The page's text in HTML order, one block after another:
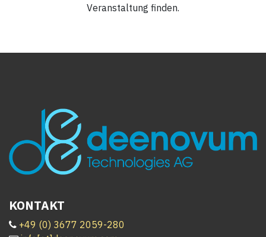
Veranstaltung finden.
KONTAKT
+49 (0) 3677 2059-280